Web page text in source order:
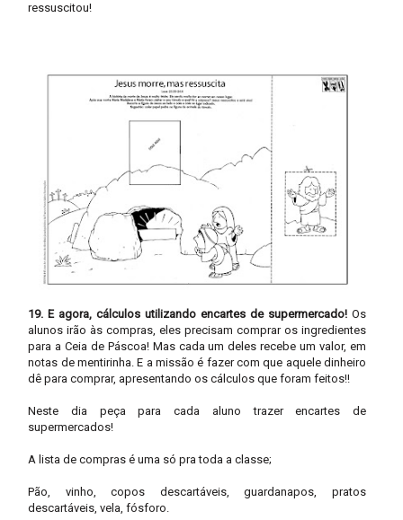
ressuscitou!
19. E agora, cálculos utilizando encartes de supermercado! Os
alunos irão às compras, eles precisam comprar os ingredientes
para a Ceia de Páscoa! Mas cada um deles recebe um valor, em
notas de mentirinha. E a missão é fazer com que aquele dinheiro
dê para comprar, apresentando os cálculos que foram feitos!!
Neste dia peça para cada aluno trazer encartes de
supermercados!
A lista de compras é uma só pra toda a classe;
Pão, vinho, copos descartáveis, guardanapos, pratos
descartáveis, vela, fósforo.